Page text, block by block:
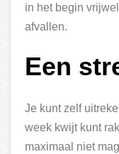
in het begin
afvallen.
Een
Je kunt zelf
week kwijt kunt
maximaal niet